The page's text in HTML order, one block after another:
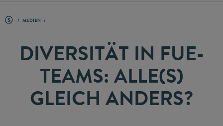
MEDIEN
DIVERSITÄT IN FUE-
TEAMS: ALLE(S)
GLEICH ANDERS?